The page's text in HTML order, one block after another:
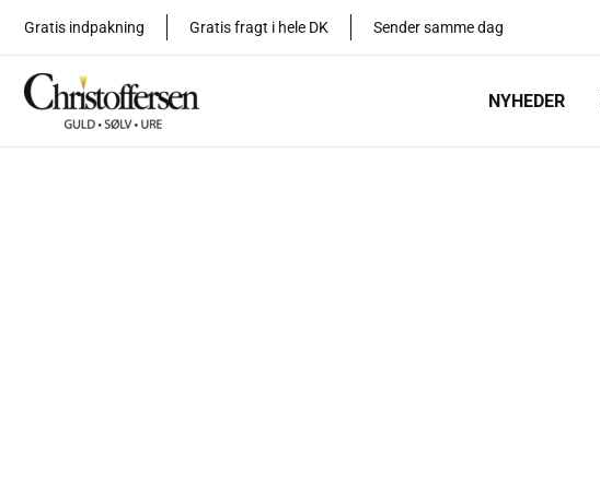
indholdet
Gratis indpakning Gratis fragt i hele DK Sender samme dag
NYHEDER